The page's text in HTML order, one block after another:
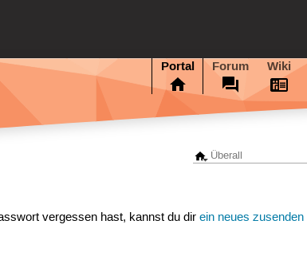
Portal Forum Wiki
vergessen hast, kannst du direin neues